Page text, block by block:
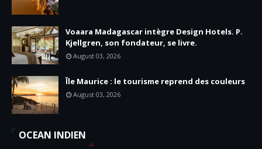
Voaara Madagascar intègre Design Hotels. P.
Kjellgren, son fondateur, se livre.
August 03, 2026
Île Maurice : le tourisme reprend des couleurs
August 03, 2026
OCEAN INDIEN